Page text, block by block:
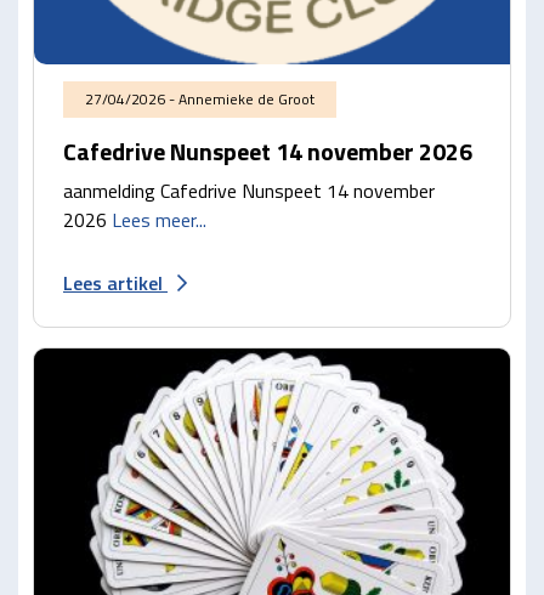
27/04/2026 - Annemieke de Groot
Cafedrive Nunspeet 14 november 2026
aanmelding Cafedrive Nunspeet 14 november
2026 Lees meer...
Lees artikel